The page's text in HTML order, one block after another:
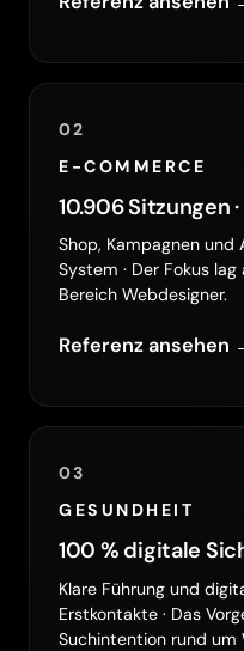
02
E-COMMERCE
10.906 Sitzungen
Shop, Kampagnen und
System · Der Fokus
Bereich Webdesigner.
Referenz ansehen
03
GESUNDHEIT
100 % digitale
Klare Führung und
Erstkontakte · Das
Suchintention rund um